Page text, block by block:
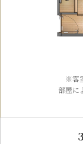
※客
部屋に